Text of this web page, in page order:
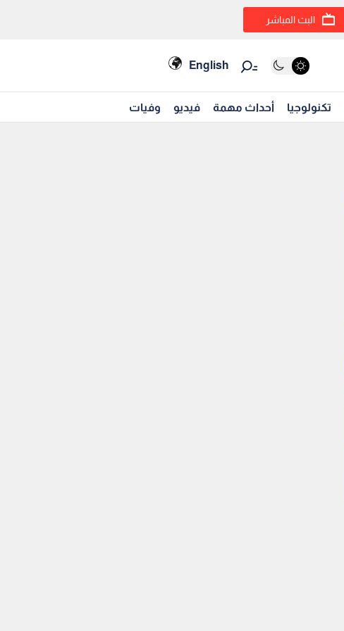
البث المباشر
English
تكنولوجيا أحداث مهمة فيديو وفيات